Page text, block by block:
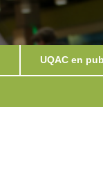
UQAC en